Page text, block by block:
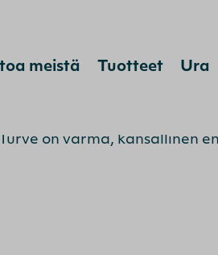
Hyppää
meistä Tuotteet Ura
Turve on varma, kansallinen